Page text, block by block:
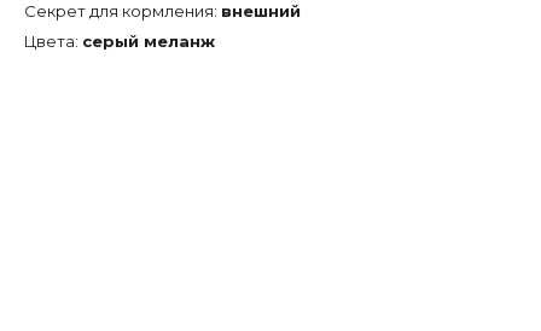
Секрет для кормления: внешний
Цвета: серый меланж